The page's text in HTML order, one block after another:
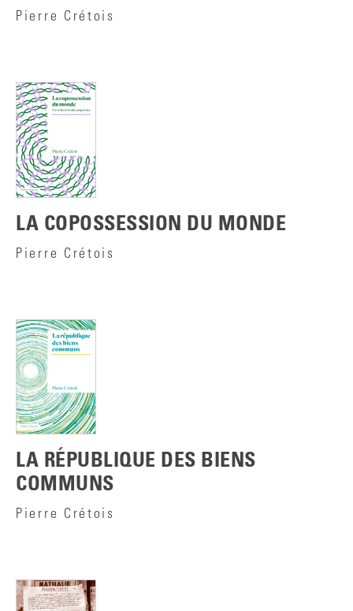
Pierre Crétois
LA COPOSSESSION DU MONDE
Pierre Crétois
LA RÉPUBLIQUE DES BIENS
COMMUNS
Pierre Crétois